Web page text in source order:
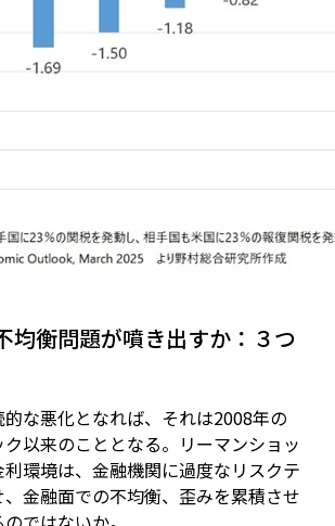
均衡問題が噴き出すか：３つ
な悪化となれば、それは2008年の
以来のこととなる。リーマンショッ
環境は、金融機関に過度なリスクテ
金融面での不均衡、歪みを累積させ